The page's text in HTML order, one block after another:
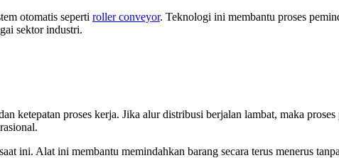
otomatis seperti roller conveyor. Teknologi ini membantu proses
sektor industri.
ketepatan proses kerja. Jika alur distribusi berjalan lambat, maka
ini. Alat ini membantu memindahkan barang secara terus menerus